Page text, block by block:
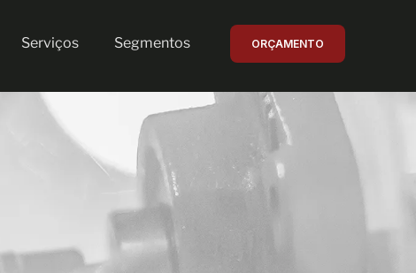
Serviços Segmentos ORÇAMENTO